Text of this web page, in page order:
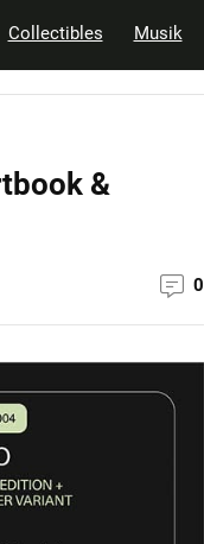
Collectibles Musik
&
0